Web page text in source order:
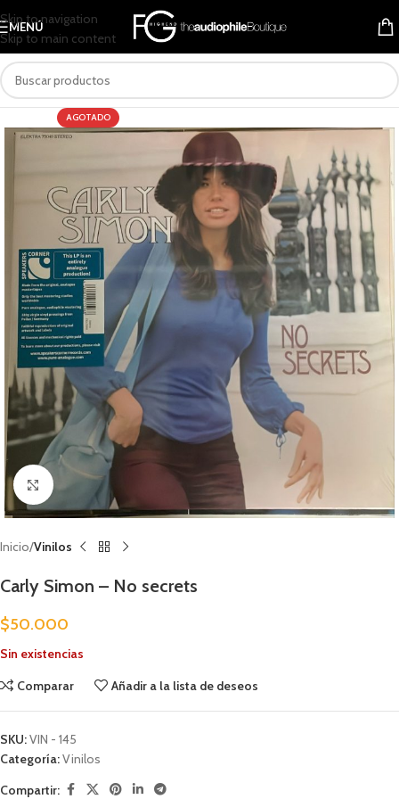
Skip to navigation
Skip to main content
MENÚ
AGOTADO
Clic para ampliar
Inicio Vinilos
Carly Simon – No secrets
$50.000
Sin existencias
Comparar
Añadir a la lista de deseos
SKU:VIN - 145
Categoría:Vinilos
Compartir: